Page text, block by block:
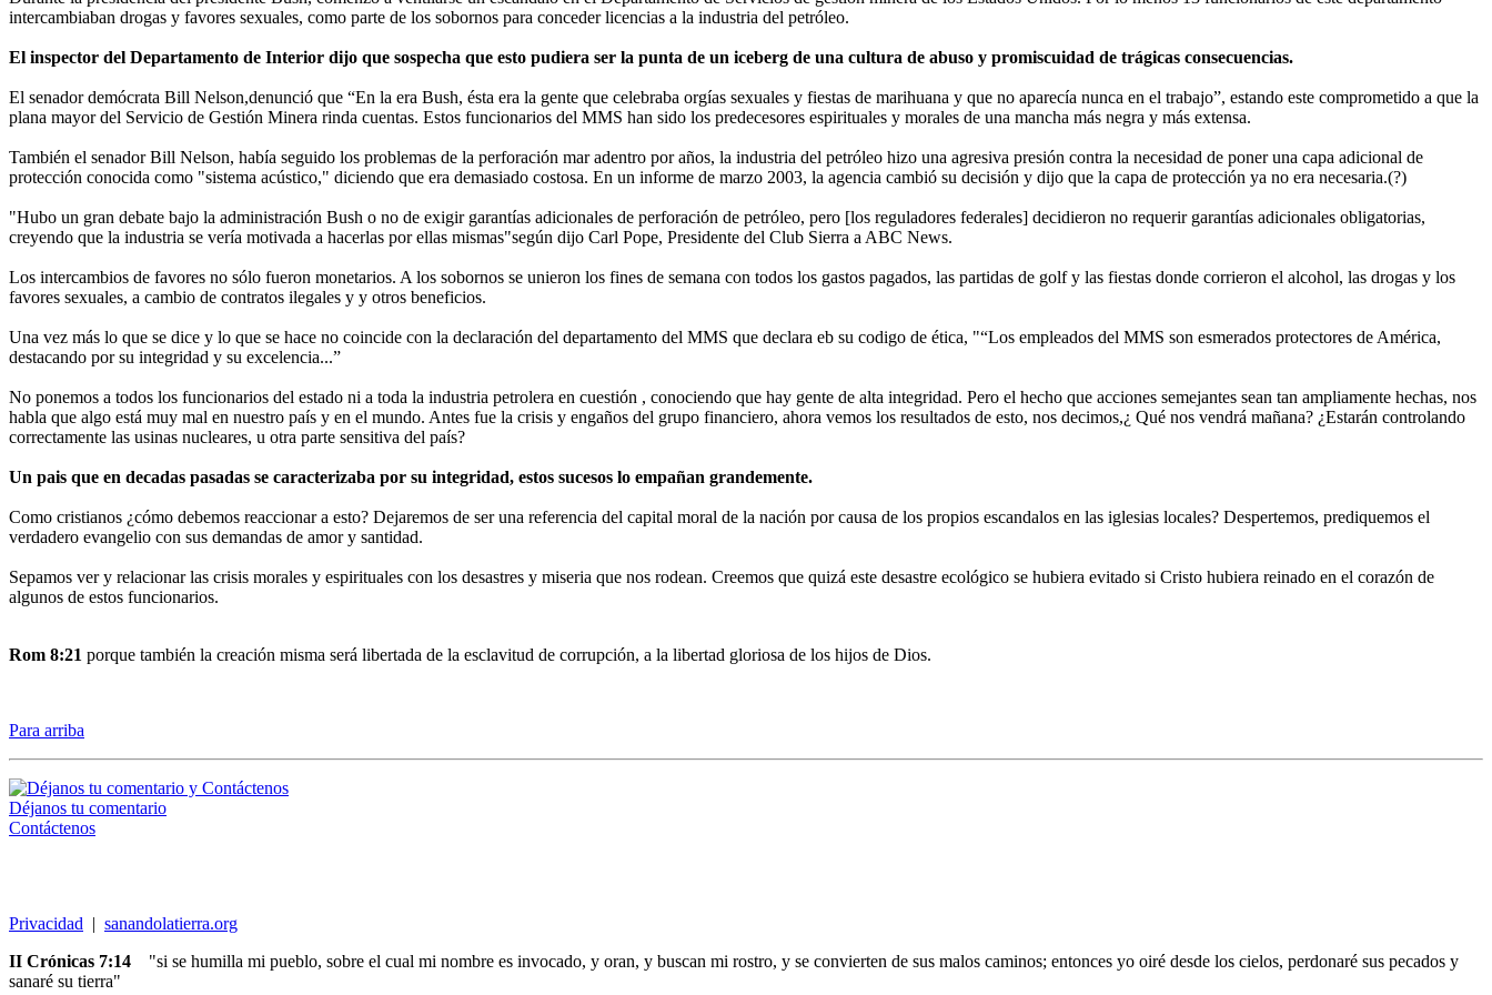
intercambiaban drogas y favores sexuales, como parte de los sobornos para conceder licencias a la industria del petróleo.
El inspector del Departamento de Interior dijo que sospecha que esto pudiera ser la punta de un iceberg de una cultura de abuso y promiscuidad de trágicas consecuencias.
El senador demócrata Bill Nelson,denunció que “En la era Bush, ésta era la gente que celebraba orgías sexuales y fiestas de marihuana y que no aparecía nunca en el trabajo”, estando este comprometido a que la
plana mayor del Servicio de Gestión Minera rinda cuentas. Estos funcionarios del MMS han sido los predecesores espirituales y morales de una mancha más negra y más extensa.
También el senador Bill Nelson, había seguido los problemas de la perforación mar adentro por años, la industria del petróleo hizo una agresiva presión contra la necesidad de poner una capa adicional de
protección conocida como "sistema acústico," diciendo que era demasiado costosa. En un informe de marzo 2003, la agencia cambió su decisión y dijo que la capa de protección ya no era necesaria.(?)
"Hubo un gran debate bajo la administración Bush o no de exigir garantías adicionales de perforación de petróleo, pero [los reguladores federales] decidieron no requerir garantías adicionales obligatorias,
creyendo que la industria se vería motivada a hacerlas por ellas mismas"según dijo Carl Pope, Presidente del Club Sierra a ABC News.
Los intercambios de favores no sólo fueron monetarios. A los sobornos se unieron los fines de semana con todos los gastos pagados, las partidas de golf y las fiestas donde corrieron el alcohol, las drogas y los
favores sexuales, a cambio de contratos ilegales y y otros beneficios.
Una vez más lo que se dice y lo que se hace no coincide con la declaración del departamento del MMS que declara eb su codigo de ética, "“Los empleados del MMS son esmerados protectores de América,
destacando por su integridad y su excelencia...”
No ponemos a todos los funcionarios del estado ni a toda la industria petrolera en cuestión , conociendo que hay gente de alta integridad. Pero el hecho que acciones semejantes sean tan ampliamente hechas, nos
habla que algo está muy mal en nuestro país y en el mundo. Antes fue la crisis y engaños del grupo financiero, ahora vemos los resultados de esto, nos decimos,¿ Qué nos vendrá mañana? ¿Estarán controlando
correctamente las usinas nucleares, u otra parte sensitiva del país?
Un pais que en decadas pasadas se caracterizaba por su integridad, estos sucesos lo empañan grandemente.
Como cristianos ¿cómo debemos reaccionar a esto? Dejaremos de ser una referencia del capital moral de la nación por causa de los propios escandalos en las iglesias locales? Despertemos, prediquemos el
verdadero evangelio con sus demandas de amor y santidad.
Sepamos ver y relacionar las crisis morales y espirituales con los desastres y miseria que nos rodean. Creemos que quizá este desastre ecológico se hubiera evitado si Cristo hubiera reinado en el corazón de
algunos de estos funcionarios.
Rom 8:21 porque también la creación misma será libertada de la esclavitud de corrupción, a la libertad gloriosa de los hijos de Dios.
Para arriba
Déjanos tu comentario
Contáctenos
Privacidad | sanandolatierra.org
II Crónicas 7:14 "si se humilla mi pueblo, sobre el cual mi nombre es invocado, y oran, y buscan mi rostro, y se convierten de sus malos caminos; entonces yo oiré desde los cielos, perdonaré sus pecados y
sanaré su tierra"